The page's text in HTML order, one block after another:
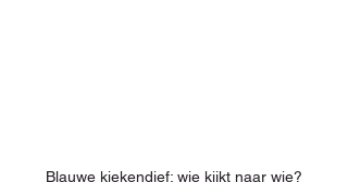
Blauwe kiekendief; wie kijkt naar wie?